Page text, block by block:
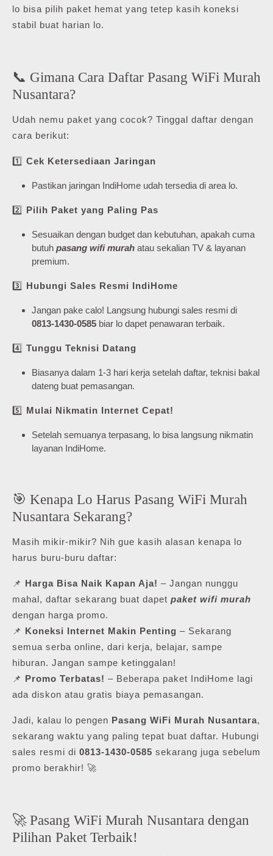
lo bisa pilih paket hemat yang tetep kasih koneksi
stabil buat harian lo.
📞 Gimana Cara Daftar Pasang WiFi Murah
Nusantara?
Udah nemu paket yang cocok? Tinggal daftar dengan
cara berikut:
1️⃣ Cek Ketersediaan Jaringan
Pastikan jaringan IndiHome udah tersedia di area lo.
2️⃣ Pilih Paket yang Paling Pas
Sesuaikan dengan budget dan kebutuhan, apakah cuma
butuh pasang wifi murah atau sekalian TV & layanan
premium.
3️⃣ Hubungi Sales Resmi IndiHome
Jangan pake calo! Langsung hubungi sales resmi di
0813-1430-0585 biar lo dapet penawaran terbaik.
4️⃣ Tunggu Teknisi Datang
Biasanya dalam 1-3 hari kerja setelah daftar, teknisi bakal
dateng buat pemasangan.
5️⃣ Mulai Nikmatin Internet Cepat!
Setelah semuanya terpasang, lo bisa langsung nikmatin
layanan IndiHome.
🎯 Kenapa Lo Harus Pasang WiFi Murah
Nusantara Sekarang?
Masih mikir-mikir? Nih gue kasih alasan kenapa lo
harus buru-buru daftar:
📌 Harga Bisa Naik Kapan Aja! – Jangan nunggu
mahal, daftar sekarang buat dapet paket wifi murah
dengan harga promo.
📌 Koneksi Internet Makin Penting – Sekarang
semua serba online, dari kerja, belajar, sampe
hiburan. Jangan sampe ketinggalan!
📌 Promo Terbatas! – Beberapa paket IndiHome lagi
ada diskon atau gratis biaya pemasangan.
Jadi, kalau lo pengen Pasang WiFi Murah Nusantara,
sekarang waktu yang paling tepat buat daftar. Hubungi
sales resmi di 0813-1430-0585 sekarang juga sebelum
promo berakhir! 🚀
🚀 Pasang WiFi Murah Nusantara dengan
Pilihan Paket Terbaik!